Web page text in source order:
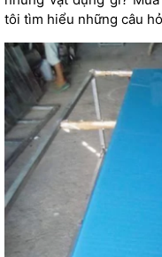
tôi tìm hiểu những câu